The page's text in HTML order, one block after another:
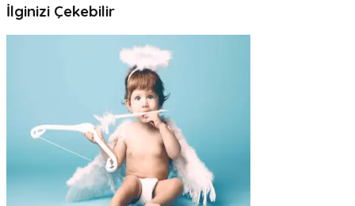
İlginizi Çekebilir